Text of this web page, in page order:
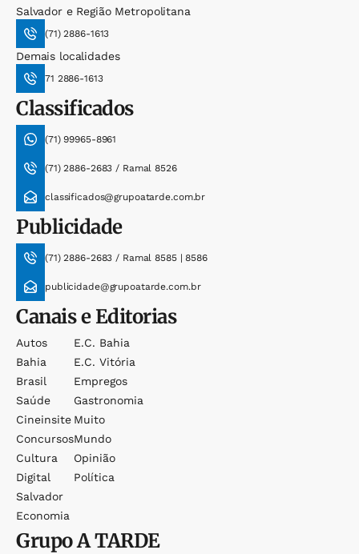
Salvador e Região Metropolitana
(71) 2886-1613
Demais localidades
71 2886-1613
Classificados
(71) 99965-8961
(71) 2886-2683 / Ramal 8526
classificados@grupoatarde.com.br
Publicidade
(71) 2886-2683 / Ramal 8585 | 8586
publicidade@grupoatarde.com.br
Canais e Editorias
Autos
Bahia
Brasil
Saúde
Cineinsite
Concursos
Cultura
Digital
Salvador
Economia
E.c. Bahia
E.c. Vitória
Empregos
Gastronomia
Muito
Mundo
Opinião
Política
GrupoA TARDE